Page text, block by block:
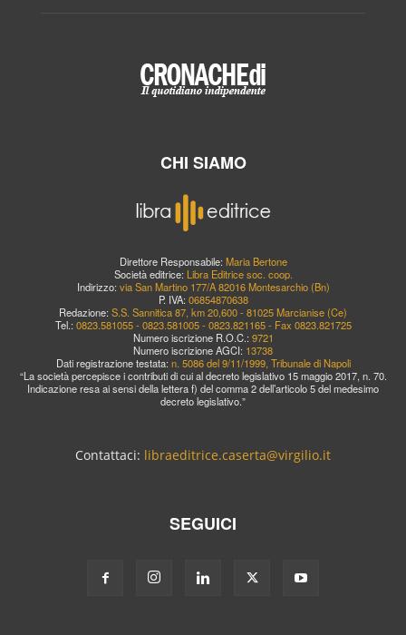
CHI SIAMO
Direttore Responsabile: Maria Bertone
Società editrice: Libra Editrice soc. coop.
Indirizzo: via San Martino 177/A 82016 Montesarchio (Bn)
P. IVA: 06854870638
Redazione: S.S. Sannitica 87, km 20,600 - 81025 Marcianise (Ce)
Tel.: 0823.581055 - 0823.581005 - 0823.821165 - Fax 0823.821725
Numero iscrizione R.O.C.: 9721
Numero iscrizione AGCI: 13738
Dati registrazione testata: n. 5086 del 9/11/1999, Tribunale di Napoli
“La società percepisce i contributi di cui al decreto legislativo 15 maggio 2017, n. 70.
Indicazione resa ai sensi della lettera f) del comma 2 dell’articolo 5 del medesimo
decreto legislativo.”
Contattaci: libraeditrice.caserta@virgilio.it
SEGUICI